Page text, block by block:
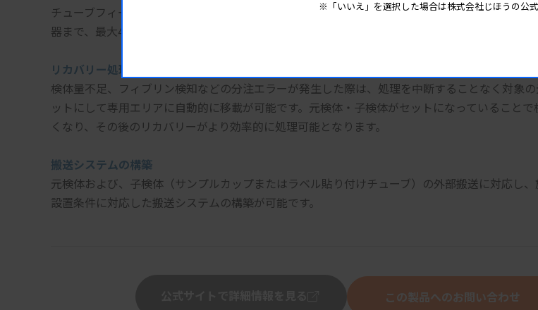
チューブフィーダーの内蔵により、子検体容器供給の自動化を実現しました。市販容器から外部
器まで、最大4管種の同時使用に対応し、分注項目ごとに使用容器の選択が可能です。
リカバリー処理のサポート
検体量不足、フィブリン検知などの分注エラーが発生した際は、処理を中断することなく対象
ットにして専用エリアに自動的に移載が可能です。元検体・子検体がセットになっていること
くなり、その後のリカバリーがより効率的に処理可能となります。
搬送システムの構築
元検体および、子検体（サンプルカップまたはラベル貼り付けチューブ）の外部搬送に対応し、
設置条件に対応した搬送システムの構築が可能です。
この製品へのお問い合わせ
※「いいえ」を選択した場合は株式会社じほうの公式